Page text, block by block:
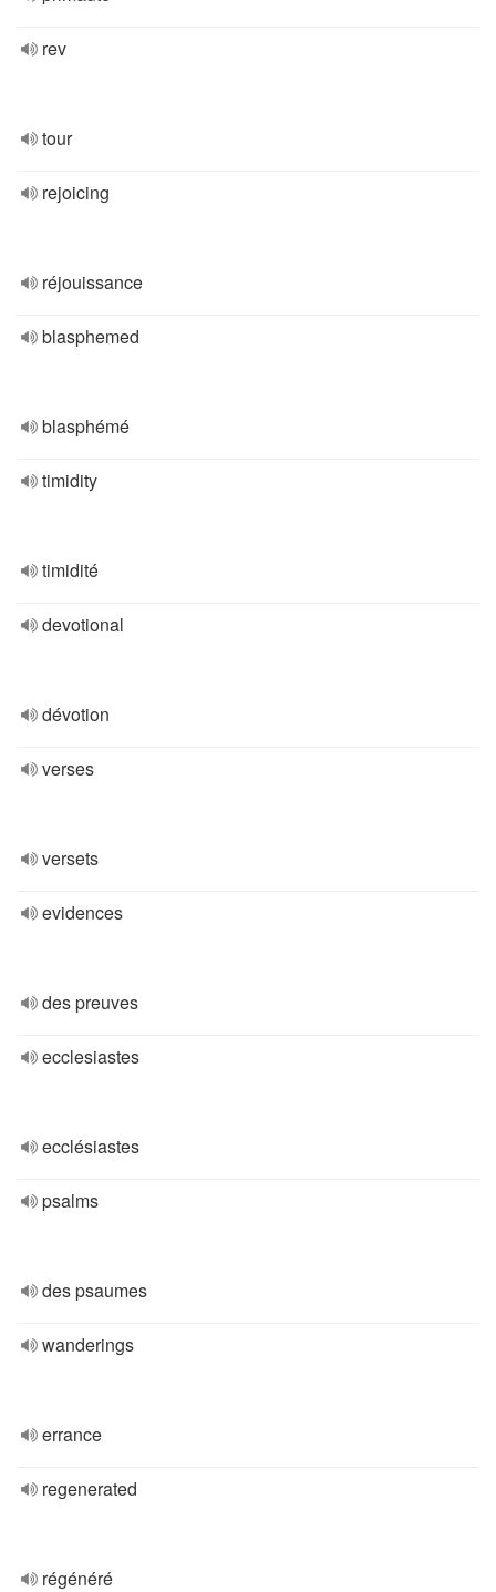
rev
tour
rejoicing
réjouissance
blasphemed
blasphémé
timidity
timidité
devotional
dévotion
verses
versets
evidences
des preuves
ecclesiastes
ecclésiastes
psalms
des psaumes
wanderings
errance
regenerated
régénéré